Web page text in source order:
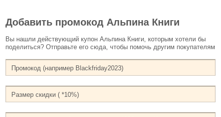
Добавить промокод Альпина Книги
Вы нашли действующий купон Альпина Книги, которым хотели бы
поделиться? Отправьте его сюда, чтобы помочь другим покупателям